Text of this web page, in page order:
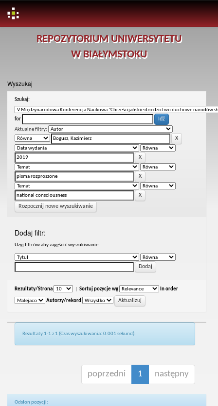
REPOZYTORIUM UNIWERSYTETU
W BIAŁYMSTOKU
Wyszukaj
Szukaj:
for
Aktualne filtry:
Rozpocznij nowe wyszukiwanie
Dodaj filtr:
Uzyj filtrów aby zagęścić wyszukiwanie.
Rezultaty/Strona Sortuj pozycje wg In order
Autorzy/rekord
Rezultaty 1-1 z 1 (Czas wyszukiwania: 0.001 sekund).
poprzedni 1 następny
Odsłon pozycji: